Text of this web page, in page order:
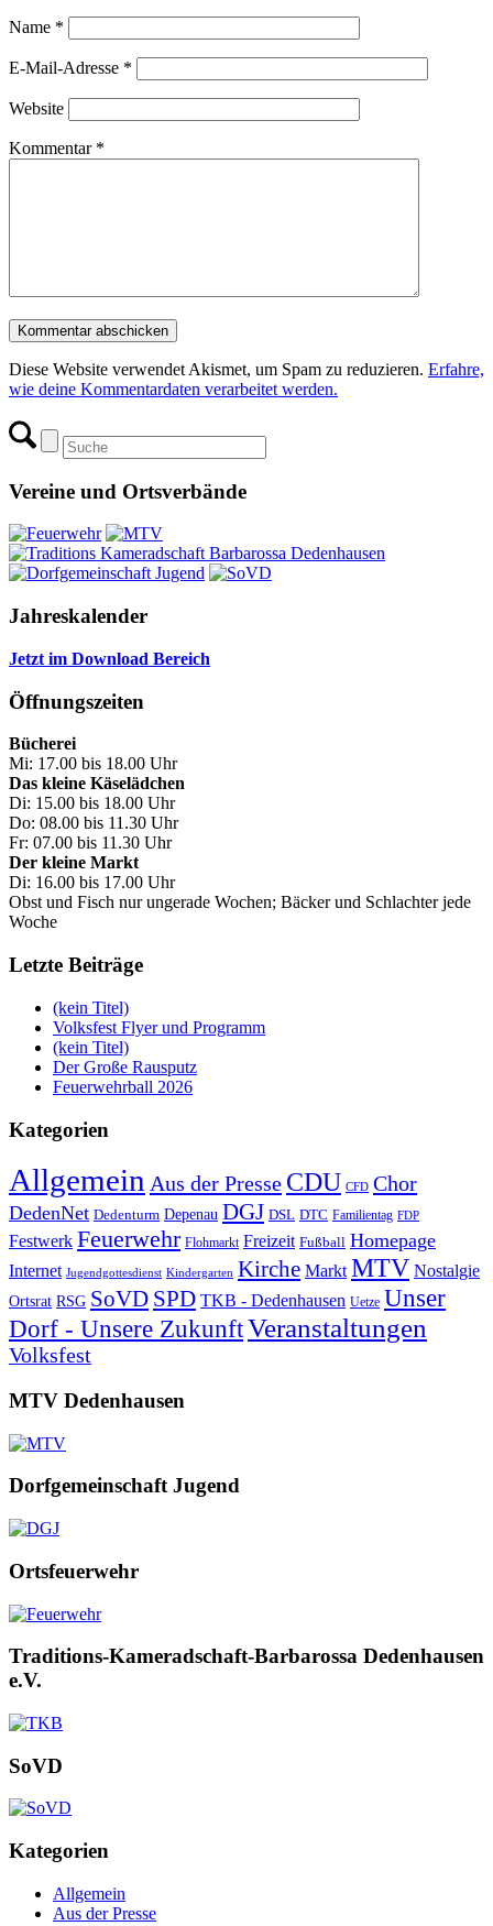
Name *
E-Mail-Adresse *
Website
Kommentar *
Diese Website verwendet Akismet, um Spam zu reduzieren. Erfahre,
wie deine Kommentardaten verarbeitet werden.
Vereine und Ortsverbände
Jahreskalender
Jetzt im Download Bereich
Öffnungszeiten
Bücherei
Mi: 17.00 bis 18.00 Uhr
Das kleine Käselädchen
Di: 15.00 bis 18.00 Uhr
Do: 08.00 bis 11.30 Uhr
Fr: 07.00 bis 11.30 Uhr
Der kleine Markt
Di: 16.00 bis 17.00 Uhr
Obst und Fisch nur ungerade Wochen; Bäcker und Schlachter jede
Woche
Letzte Beiträge
(kein Titel)
Volksfest Flyer und Programm
(kein Titel)
Der Große Rausputz
Feuerwehrball 2026
Kategorien
Allgemein Aus der Presse CDU CFD Chor
DedenNet Dedenturm Depenau DGJ DSL DTC Familientag FDP
Festwerk Feuerwehr Flohmarkt Freizeit Fußball Homepage
Internet Jugendgottesdienst Kindergarten Kirche Markt MTV Nostalgie
Ortsrat RSG SoVD SPD TKB - Dedenhausen Uetze Unser
Dorf - Unsere ZukunftVeranstaltungen
Volksfest
MTV Dedenhausen
Dorfgemeinschaft Jugend
Ortsfeuerwehr
Traditions-Kameradschaft-Barbarossa Dedenhausen
e.V.
SoVD
Kategorien
Allgemein
Aus der Presse